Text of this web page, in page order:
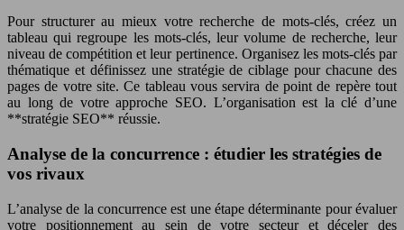
Pour structurer au mieux votre recherche de mots-clés, créez un
tableau qui regroupe les mots-clés, leur volume de recherche, leur
niveau de compétition et leur pertinence. Organisez les mots-clés par
thématique et définissez une stratégie de ciblage pour chacune des
pages de votre site. Ce tableau vous servira de point de repère tout
au long de votre approche SEO. L’organisation est la clé d’une
**stratégie SEO** réussie.
Analyse de la concurrence : étudier les stratégies de
vos rivaux
L’analyse de la concurrence est une étape déterminante pour évaluer
votre positionnement au sein de votre secteur et déceler des